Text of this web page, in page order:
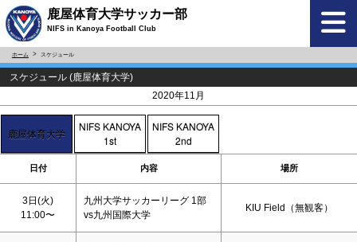
鹿屋体育大学サッカー部
NIFS in Kanoya Football Club
ホーム スケジュール
スケジュール (鹿屋体育大学)
2020年11月
鹿屋体育大学
NIFS KANOYA
1st
NIFS KANOYA
2nd
日付 内容 場所
3日(火)
11:00〜
九州大学サッカーリーグ 1部
vs九州国際大学
KIU Field（無観客）